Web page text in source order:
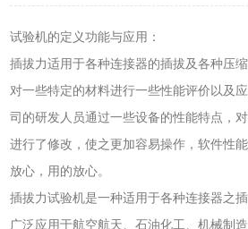
试验机的定义功能与应用：
插拔力适用于各种连接器的插拔及各种压
对一些特定的材料进行一些性能评价以及
司的研发人员通过一些设备的性能特点，
进行了修改，使之更加容易操作，软件性
放心，用的放心。
插拔力试验机是一种适用于各种连接器之
广泛应用于航空航天、石油化工、机械制